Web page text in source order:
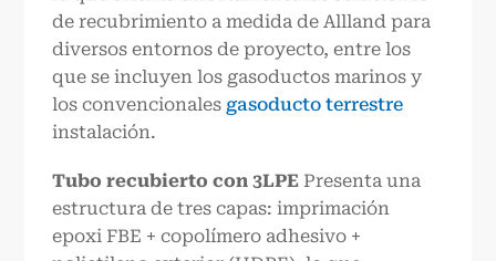
de recubrimiento a medida de Allland para
diversos entornos de proyecto, entre los
que se incluyen los gasoductos marinos y
los convencionales gasoducto terrestre
instalación.
Tubo recubierto con 3LPE Presenta una
estructura de tres capas: imprimación
epoxi FBE + copolímero adhesivo +